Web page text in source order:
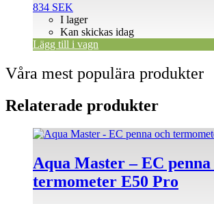
834 SEK
I lager
Kan skickas idag
Lägg till i vagn
Våra mest populära produkter
Relaterade produkter
Aqua Master – EC penna
termometer E50 Pro